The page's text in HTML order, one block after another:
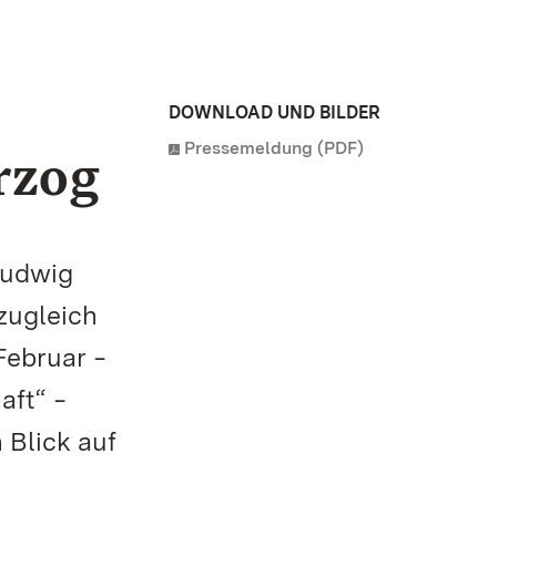
‒
‒
Blick auf
DOWNLOAD UND BILDER
Pressemeldung (PDF)